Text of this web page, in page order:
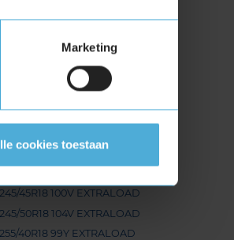
Marketing
cookies toestaan
235/50R18 101V EXTRALOAD
235/55R18 100V
235/55R18 104H EXTRALOAD
60R18 107H EXTRALOAD
65R18 110H EXTRALOAD
245/45R18 100V EXTRALOAD
245/50R18 104V EXTRALOAD
255/40R18 99Y EXTRALOAD